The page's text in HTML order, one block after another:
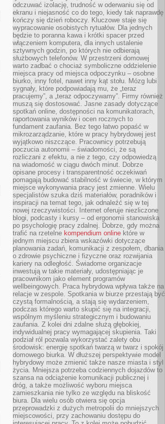
odczuwać izolację, trudność w oderwaniu się od
ekranu i niejasność co do tego, kiedy tak naprawdę
kończy się dzień roboczy. Kluczowe staje się
wypracowanie osobistych rytuałów. Dla jednych
będzie to poranna kawa i krótki spacer przed
włączeniem komputera, dla innych ustalenie
sztywnych godzin, po których nie odbierają
służbowych telefonów. W przestrzeni domowej
warto zadbać o chociaż symboliczne oddzielenie
miejsca pracy od miejsca odpoczynku – osobne
biurko, inny fotel, nawet inny kąt stołu. Mózg lubi
sygnały, które podpowiadają mu, że „teraz
pracujemy”, a „teraz odpoczywamy”. Firmy również
muszą się dostosować. Jasne zasady dotyczące
spotkań online, dostępności na komunikatorach,
raportowania wyników i ocen rocznych to
fundament zaufania. Bez tego łatwo popaść w
mikrozarządzanie, które w pracy hybrydowej jest
wyjątkowo niszczące. Pracownicy potrzebują
poczucia autonomii – świadomości, że są
rozliczani z efektu, a nie z tego, czy odpowiedzą
na wiadomość w ciągu dwóch minut. Dobrze
opisane procesy i transparentność oczekiwań
pomagają budować stabilność w świecie, w którym
miejsce wykonywania pracy jest zmienne. Wielu
specjalistów szuka dziś materiałów, poradników i
inspiracji na temat tego, jak odnaleźć się w tej
nowej rzeczywistości. Internet oferuje niezliczone
blogi, podcasty i kursy – od ergonomii stanowiska
po psychologię pracy zdalnej. Dobrze, gdy można
trafić na rzetelne kompendium online które w
jednym miejscu zbiera wskazówki dotyczące
planowania zadań, komunikacji z zespołem, dbania
o zdrowie psychiczne i fizyczne oraz rozwijania
kariery na odległość. Świadome organizacje
inwestują w takie materiały, udostępniając je
pracownikom jako element programów
wellbeingowych. Praca hybrydowa wpływa także na
relacje w zespole. Spotkania w biurze przestają być
czystą formalnością, a stają się wydarzeniem,
podczas którego warto skupić się na integracji,
wspólnym myśleniu strategicznym i budowaniu
zaufania. Z kolei dni zdalne służą głębokiej,
indywidualnej pracy wymagającej skupienia. Taki
podział ról pozwala wykorzystać zalety obu
środowisk: energię spotkań twarzą w twarz i spokój
domowego biurka. W dłuższej perspektywie model
hybrydowy może zmienić także nasze miasta i styl
życia. Mniejsza potrzeba codziennych dojazdów to
szansa na odciążenie komunikacji publicznej i
dróg, a także możliwość wyboru miejsca
zamieszkania nie tylko ze względu na bliskość
biura. Dla wielu osób otwiera się opcja
przeprowadzki z dużych metropolii do mniejszych
miejscowości, przy zachowaniu dostępu do